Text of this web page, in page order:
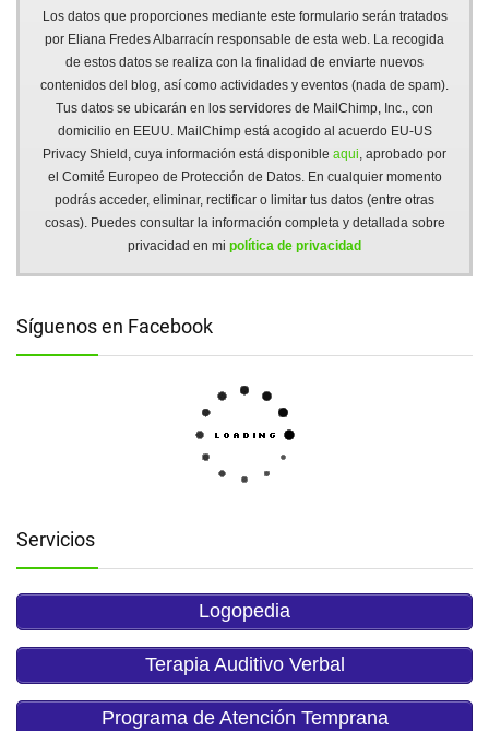
Los datos que proporciones mediante este formulario serán tratados
por Eliana Fredes Albarracín responsable de esta web. La recogida
de estos datos se realiza con la finalidad de enviarte nuevos
contenidos del blog, así como actividades y eventos (nada de spam).
Tus datos se ubicarán en los servidores de MailChimp, Inc., con
domicilio en EEUU. MailChimp está acogido al acuerdo EU-US
Privacy Shield, cuya información está disponible aqui, aprobado por
el Comité Europeo de Protección de Datos. En cualquier momento
podrás acceder, eliminar, rectificar o limitar tus datos (entre otras
cosas). Puedes consultar la información completa y detallada sobre
privacidad en mi política de privacidad
Síguenos en Facebook
Servicios
Logopedia
Terapia Auditivo Verbal
Programa de Atención Temprana